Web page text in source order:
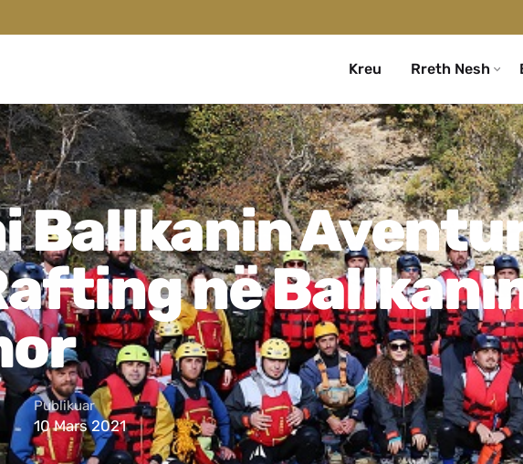
Kreu Rreth Nesh
Ballkanin
në
Publikuar
10 Mars 2021